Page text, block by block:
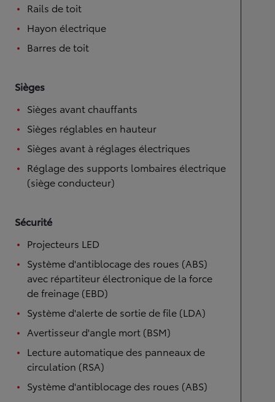
Rails de toit
Hayon électrique
Barres de toit
Sièges
Sièges avant chauffants
Sièges réglables en hauteur
Sièges avant à réglages électriques
Réglage des supports lombaires électrique
(siège conducteur)
Sécurité
Projecteurs LED
Système d'antiblocage des roues (ABS)
avec répartiteur électronique de la force
de freinage (EBD)
Système d'alerte de sortie de file (LDA)
Avertisseur d'angle mort (BSM)
Lecture automatique des panneaux de
circulation (RSA)
Système d'antiblocage des roues (ABS)